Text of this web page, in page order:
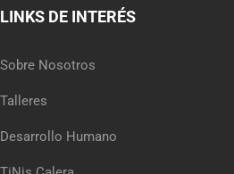
LINKS DE INTERÉS
Sobre Nosotros
Talleres
Desarrollo Humano